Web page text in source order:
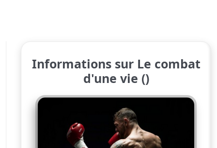
Informations sur Le combat
d'une vie ()